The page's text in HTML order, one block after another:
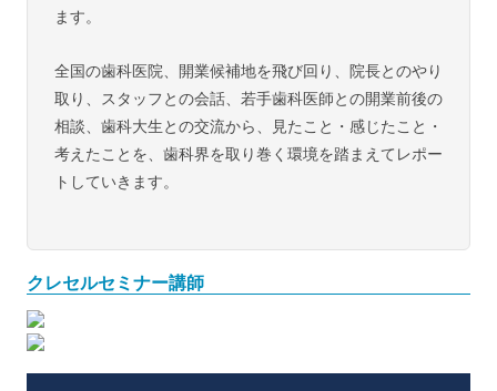
ます。
全国の歯科医院、開業候補地を飛び回り、院長とのやり
取り、スタッフとの会話、若手歯科医師との開業前後の
相談、歯科大生との交流から、見たこと・感じたこと・
考えたことを、歯科界を取り巻く環境を踏まえてレポー
トしていきます。
クレセルセミナー講師